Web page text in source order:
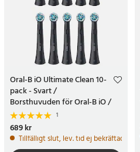
Oral-B iO Ultimate Clean 10-
pack - Svart /
Borsthuvuden för Oral-B iO /
Utbyteshuvuden för Oral-B iO
1
Pris:689 kr
689 kr
Tillfälligt slut, lev. tid ej bekräftad.